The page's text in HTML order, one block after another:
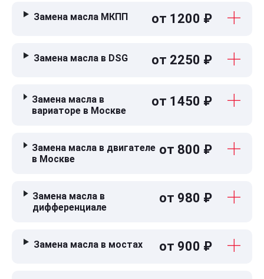
Замена масла МКПП от 1200 ₽
Замена масла в DSG от 2250 ₽
Замена масла в
вариаторе в Москве
от 1450 ₽
Замена масла в двигателе
в Москве
от 800 ₽
Замена масла в
дифференциале
от 980 ₽
Замена масла в мостах от 900 ₽